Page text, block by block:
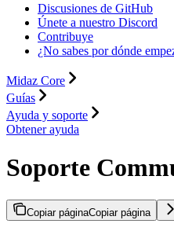
Discusiones de GitHub
Únete a nuestro Discord
Contribuye
¿No sabes por dónde
Midaz Core
Guías
Ayuda y soporte
Obtener ayuda
Soporte
Copiar páginaCopiar página